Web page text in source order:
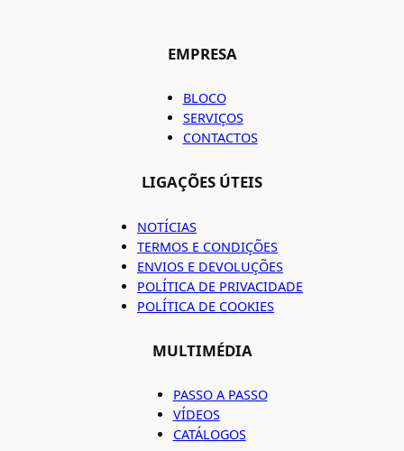
EMPRESA
BLOCO
SERVIÇOS
CONTACTOS
LIGAÇÕES ÚTEIS
NOTÍCIAS
TERMOS E CONDIÇÕES
ENVIOS E DEVOLUÇÕES
POLÍTICA DE PRIVACIDADE
POLÍTICA DE COOKIES
MULTIMÉDIA
PASSO A PASSO
VÍDEOS
CATÁLOGOS